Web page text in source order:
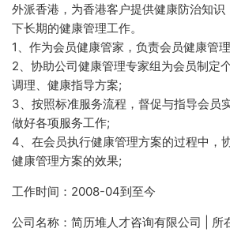
外派香港，为香港客户提供健康防治知识
下长期的健康管理工作。
1、作为会员健康管家，负责会员健康管
2、协助公司健康管理专家组为会员制定
调理、健康指导方案;
3、按照标准服务流程，督促与指导会员
做好各项服务工作;
4、在会员执行健康管理方案的过程中，
健康管理方案的效果;
工作时间：2008-04到至今
公司名称：简历堆人才咨询有限公司 | 所